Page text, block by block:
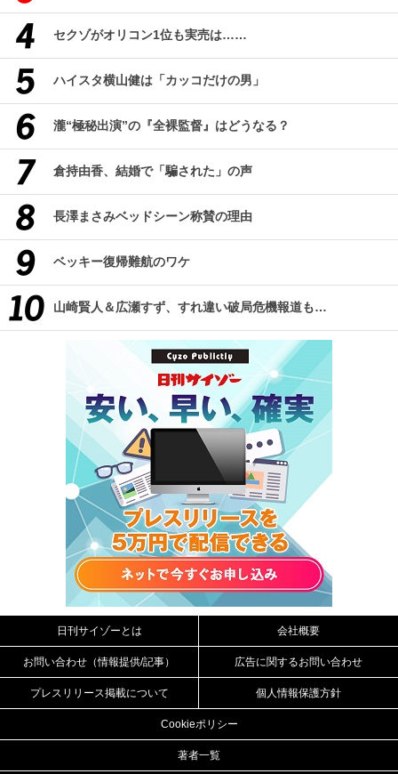
セクゾがオリコン1位も実売は……
ハイスタ横山健は「カッコだけの男」
瀧“極秘出演”の『全裸監督』はどうなる？
倉持由香、結婚で「騙された」の声
長澤まさみベッドシーン称賛の理由
ベッキー復帰難航のワケ
山崎賢人＆広瀬すず、すれ違い破局危機報道も…
日刊サイゾーとは 会社概要
お問い合わせ（情報提供/記事） 広告に関するお問い合わせ
プレスリリース掲載について 個人情報保護方針
Cookieポリシー
著者一覧